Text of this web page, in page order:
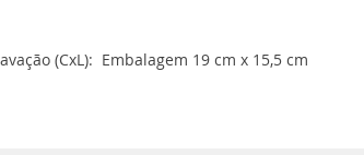
(CxL): Embalagem 19 cm x 15,5 cm